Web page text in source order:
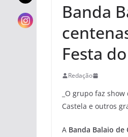
Banda
Festa
Redação
_O grupo faz
Castela e outros
A Banda Balaio de